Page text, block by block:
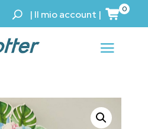
| Il mio account | 0